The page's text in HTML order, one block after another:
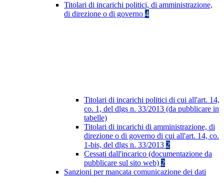
Titolari di incarichi politici, di amministrazione,
di direzione o di governo 4
Titolari di incarichi politici di cui all'art. 14,
co. 1, del dlgs n. 33/2013 (da pubblicare in
tabelle)
Titolari di incarichi di amministrazione, di
direzione o di governo di cui all'art. 14, co.
1-bis, del dlgs n. 33/2013 2
Cessati dall'incarico (documentazione da
pubblicare sul sito web) 2
Sanzioni per mancata comunicazione dei dati